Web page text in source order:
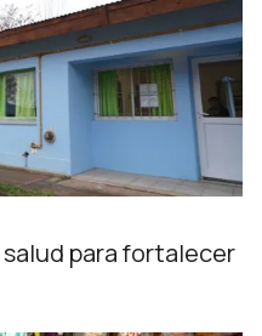
para fortalecer